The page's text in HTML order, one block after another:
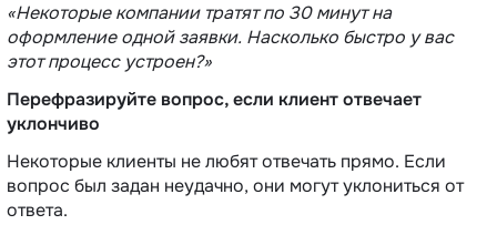
«Некоторые компании тратят по 30 минут на
оформление одной заявки. Насколько быстро у вас
этот процесс устроен?»
Перефразируйте вопрос, если клиент отвечает
уклончиво
Некоторые клиенты не любят отвечать прямо. Если
вопрос был задан неудачно, они могут уклониться от
ответа.